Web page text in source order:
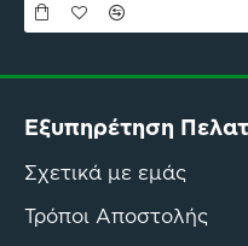
Εξυπηρέτηση
Σχετικά με εμάς
Τρόποι Αποστολής